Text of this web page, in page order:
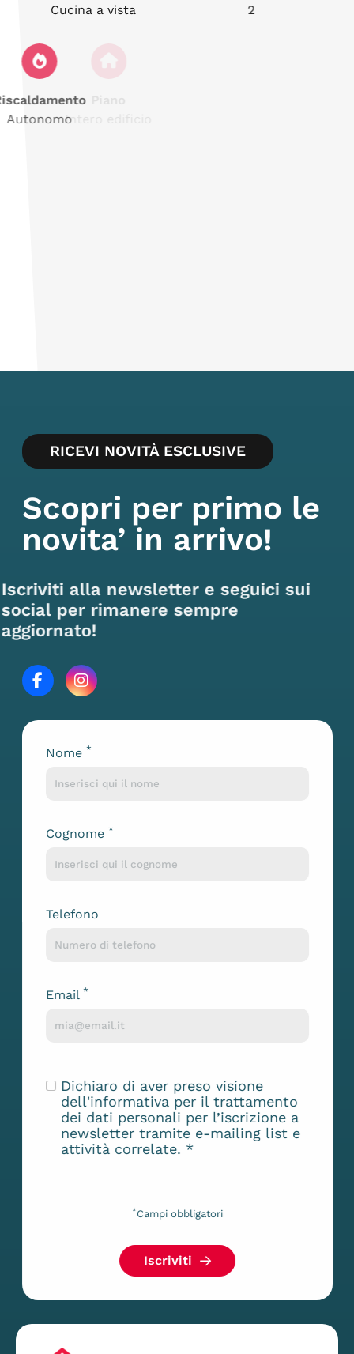
Cucina a vista
Riscaldamento
Autonomo
RICEVI NOVITÀ ESCLUSIVE
Scopri per primo le
novita’ in arrivo!
Iscriviti alla newsletter e seguici sui
social per rimanere sempre
aggiornato!
Lascia questo campo vuoto
Nome *
Cognome *
Telefono
Email *
Dichiaro di aver preso visione
dell'informativa per il trattamento
dei dati personali per l’iscrizione a
newsletter tramite e-mailing list e
attività correlate. *
*Campi obbligatori
Iscriviti